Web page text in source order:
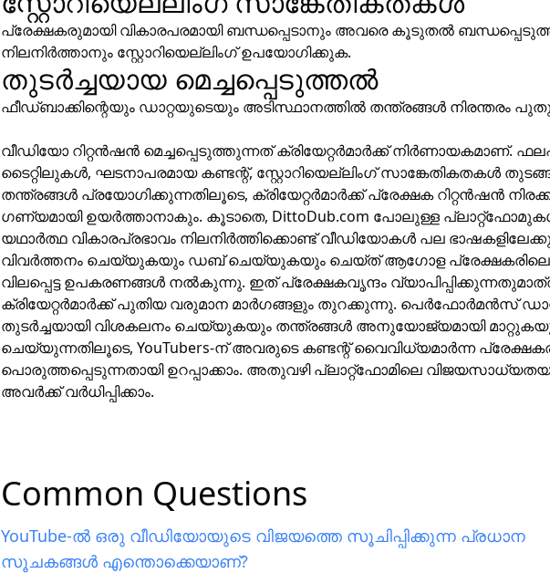
പ്രേക്ഷകരുമായി വികാരപരമായി ബന്ധപ്പെടാനും അവരെ കൂടുതൽ
നിലനിർത്താനും സ്റ്റോറിയെല്ലിംഗ് ഉപയോഗിക്കുക.
തുടർച്ചയായ മെച്ചപ്പെടുത്തൽ
ഫീഡ്ബാക്കിന്റെയും ഡാറ്റയുടെയും അടിസ്ഥാനത്തിൽ തന്ത്രങ്ങൾ നിരന്തരം
വീഡിയോ റിറ്റൻഷൻ മെച്ചപ്പെടുത്തുന്നത് ക്രിയേറ്റർമാർക്ക് നിർണായകമാണ്.
ടൈറ്റിലുകൾ, ഘടനാപരമായ കണ്ടന്റ്, സ്റ്റോറിയെല്ലിംഗ് സാങ്കേതികതകൾ
തന്ത്രങ്ങൾ പ്രയോഗിക്കുന്നതിലൂടെ, ക്രിയേറ്റർമാർക്ക് പ്രേക്ഷക റിറ്റൻഷൻ
ഗണ്യമായി ഉയർത്താനാകും. കൂടാതെ, DittoDub.com പോലുള്ള
യഥാർത്ഥ വികാരപ്രഭാവം നിലനിർത്തിക്കൊണ്ട് വീഡിയോകൾ പല
വിവർത്തനം ചെയ്യുകയും ഡബ് ചെയ്യുകയും ചെയ്ത് ആഗോള
വിലപ്പെട്ട ഉപകരണങ്ങൾ നൽകുന്നു. ഇത് പ്രേക്ഷകവൃന്ദം
ക്രിയേറ്റർമാർക്ക് പുതിയ വരുമാന മാർഗങ്ങളും തുറക്കുന്നു. പെർഫോർമൻസ്
തുടർച്ചയായി വിശകലനം ചെയ്യുകയും തന്ത്രങ്ങൾ അനുയോജ്യമായി
ചെയ്യുന്നതിലൂടെ, YouTubers-ന് അവരുടെ കണ്ടന്റ് വൈവിധ്യമാർന്ന
പൊരുത്തപ്പെടുന്നതായി ഉറപ്പാക്കാം. അതുവഴി പ്ലാറ്റ്ഫോമിലെ
അവർക്ക് വർധിപ്പിക്കാം.
Common Questions
YouTube-ൽ ഒരു വീഡിയോയുടെ വിജയത്തെ സൂചിപ്പിക്കുന്ന പ്രധാന
സൂചകങ്ങൾ എന്തൊക്കെയാണ്?